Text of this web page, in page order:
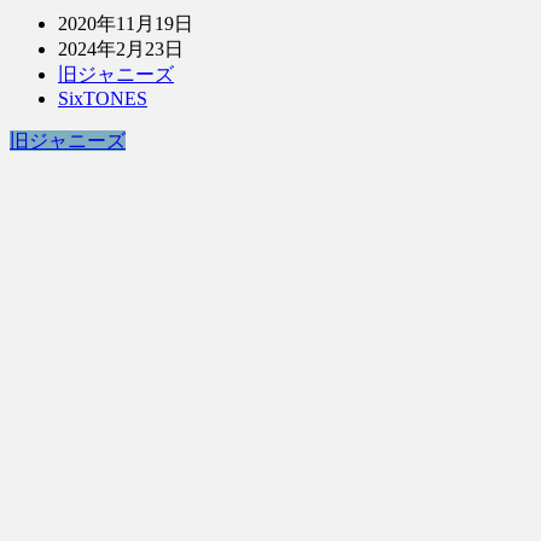
2020年11月19日
2024年2月23日
旧ジャニーズ
SixTONES
旧ジャニーズ